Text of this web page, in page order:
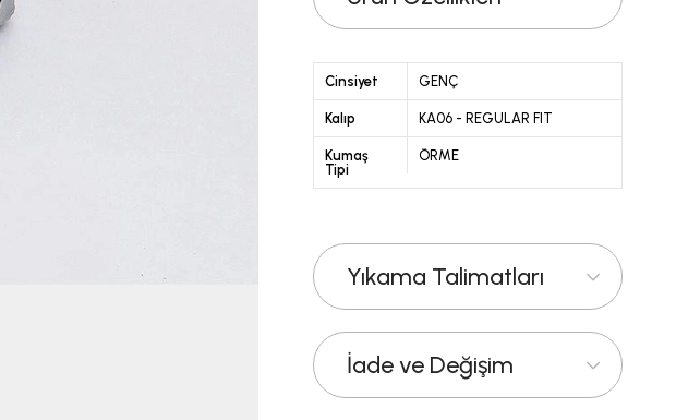
Cinsiyet GENÇ
Kalıp KA06 - REGULAR FIT
Kumaş
Tipi
ÖRME
Yıkama Talimatları
İade ve Değişim